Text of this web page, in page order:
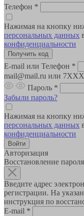
Телефон *
Нажимая на кнопку
персональных данных
конфиденциальности
E-mail или Телефон *
mail@mail.ru или
Пароль *
Забыли пароль?
Нажимая на кнопку
персональных данных
конфиденциальности
Авторизация
Восстановление пароля
Введите адрес
регистрации. На
инструкция по
E-mail *